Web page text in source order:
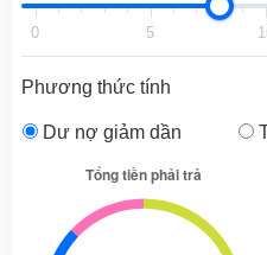
0 5
Phương thức tính
Dư nợ giảm dần